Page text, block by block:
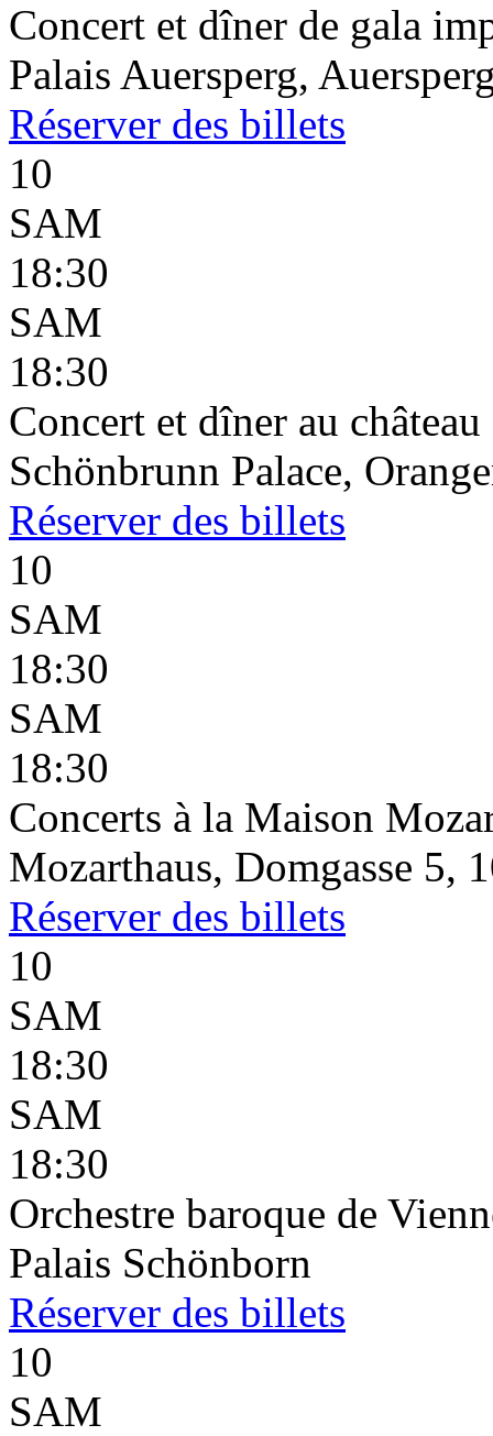
Concert et dîner de gala
Palais Auersperg,
Réserver des billets
10
SAM
18:30
SAM
18:30
Concert et dîner au
Schönbrunn Palace,
Réserver des billets
10
SAM
18:30
SAM
18:30
Concerts à la Maison
Mozarthaus, Domgasse 5,
Réserver des billets
10
SAM
18:30
SAM
18:30
Orchestre baroque de
Palais Schönborn
Réserver des billets
10
SAM